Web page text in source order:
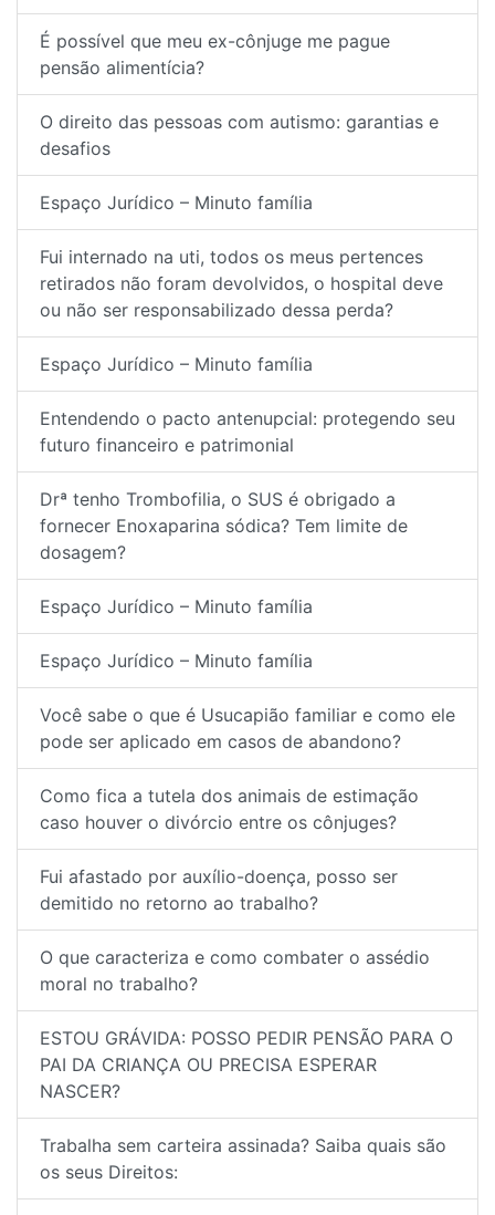
É possível que meu ex-cônjuge me pague
pensão alimentícia?
O direito das pessoas com autismo: garantias e
desafios
Espaço Jurídico – Minuto família
Fui internado na uti, todos os meus pertences
retirados não foram devolvidos, o hospital deve
ou não ser responsabilizado dessa perda?
Espaço Jurídico – Minuto família
Entendendo o pacto antenupcial: protegendo seu
futuro financeiro e patrimonial
Drª tenho Trombofilia, o SUS é obrigado a
fornecer Enoxaparina sódica? Tem limite de
dosagem?
Espaço Jurídico – Minuto família
Espaço Jurídico – Minuto família
Você sabe o que é Usucapião familiar e como ele
pode ser aplicado em casos de abandono?
Como fica a tutela dos animais de estimação
caso houver o divórcio entre os cônjuges?
Fui afastado por auxílio-doença, posso ser
demitido no retorno ao trabalho?
O que caracteriza e como combater o assédio
moral no trabalho?
ESTOU GRÁVIDA: POSSO PEDIR PENSÃO PARA O
PAI DA CRIANÇA OU PRECISA ESPERAR
NASCER?
Trabalha sem carteira assinada? Saiba quais são
os seus Direitos: